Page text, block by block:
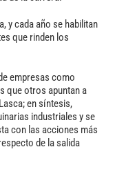
y cada año se habilitan
que rinden los
empresas como
que otros apuntan a
en síntesis,
industriales y se
con las acciones más
de la salida